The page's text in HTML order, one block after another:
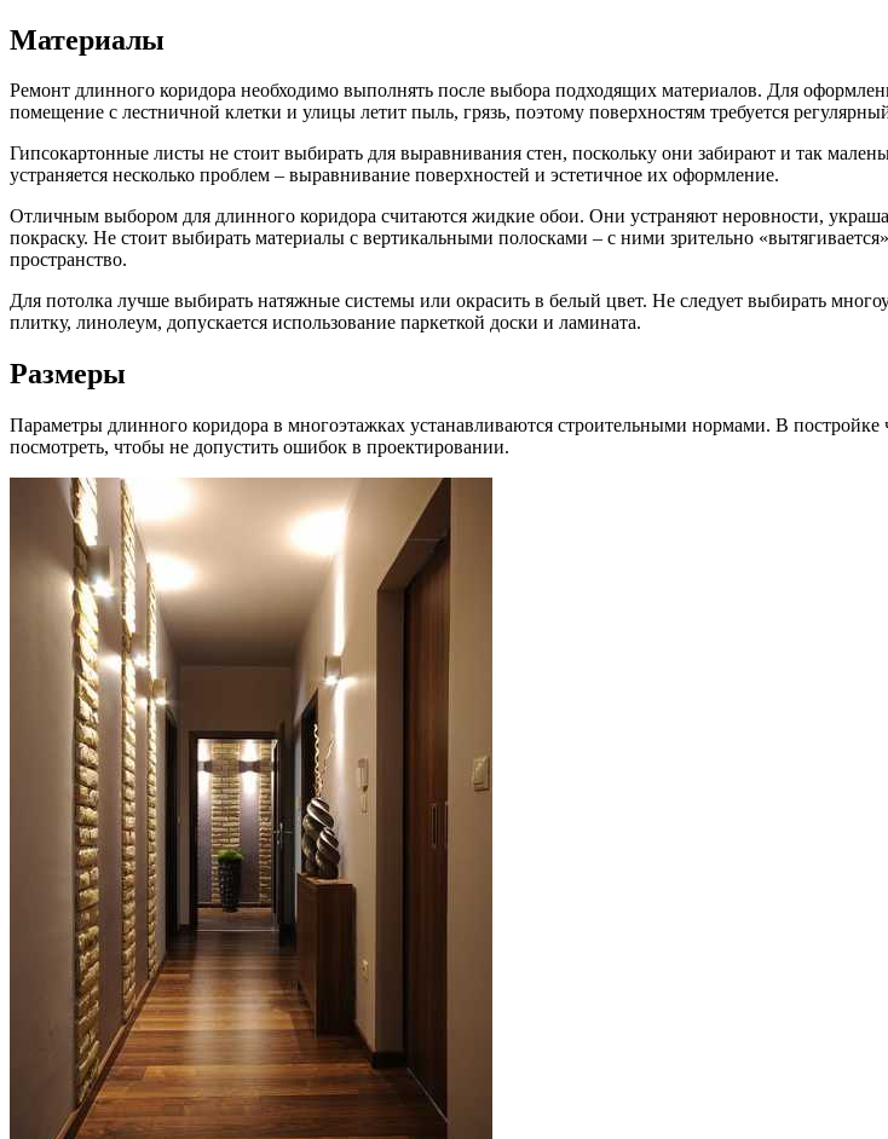
Материалы
Ремонт длинного коридора необходимо выполнять после выбора подходящих материалов. Для
помещение с лестничной клетки и улицы летит пыль, грязь, поэтому поверхностям требуется
Гипсокартонные листы не стоит выбирать для выравнивания стен, поскольку они забирают и так
устраняется несколько проблем – выравнивание поверхностей и эстетичное их оформление.
Отличным выбором для длинного коридора считаются жидкие обои. Они устраняют неровности,
покраску. Не стоит выбирать материалы с вертикальными полосками – с ними зрительно
пространство.
Для потолка лучше выбирать натяжные системы или окрасить в белый цвет. Не следует выбирать
плитку, линолеум, допускается использование паркеткой доски и ламината.
Размеры
Параметры длинного коридора в многоэтажках устанавливаются строительными нормами. В
посмотреть, чтобы не допустить ошибок в проектировании.